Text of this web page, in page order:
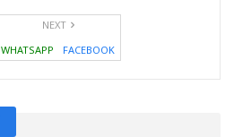
NEXT
WHATSAPP
FACEBOOK